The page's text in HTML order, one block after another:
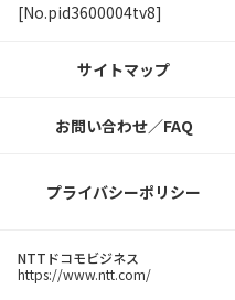
[No.pid3600004tv8]
サイトマップ
お問い合わせ／FAQ
プライバシーポリシー
NTTドコモビジネス
https://www.ntt.com/